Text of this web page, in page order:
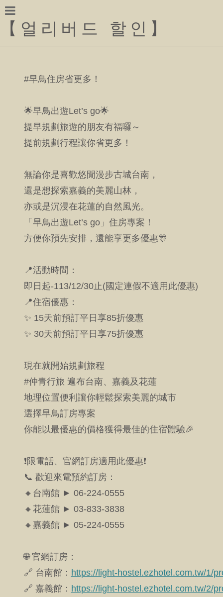
【 얼리버드 할인 】
#早鳥住房省更多！
🌟早鳥出遊Let’s go🌟
提早規劃旅遊的朋友有福囉～
提前規劃行程讓你省更多！
無論你是喜歡悠閒漫步古城台南，
還是想探索嘉義的美麗山林，
亦或是沉浸在花蓮的自然風光。
「早鳥出遊Let’s go」住房專案！
方便你預先安排，還能享更多優惠🎊
📍活動時間：
即日起-113/12/30止(國定連假不適用此優惠)
📍住宿優惠：
✨ 15天前預訂平日享85折優惠
✨ 30天前預訂平日享75折優惠
現在就開始規劃旅程
#仲青行旅 遍布台南、嘉義及花蓮
地理位置便利讓你輕鬆探索美麗的城市
選擇早鳥訂房專案
你能以最優惠的價格獲得最佳的住宿體驗🎉
❗限電話、官網訂房適用此優惠❗
📞 歡迎來電預約訂房：
🔸台南館 ► 06-224-0555
🔸花蓮館 ► 03-833-3838
🔸嘉義館 ► 05-224-0555
🌐 官網訂房：
🔗 台南館： https://light-hostel.ezhotel.com.tw/1/
🔗 嘉義館： https://light-hostel.ezhotel.com.tw/2/